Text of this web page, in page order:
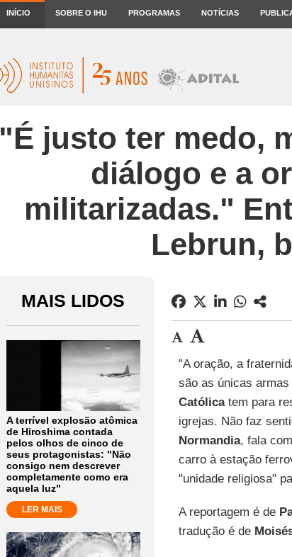
INÍCIO SOBRE O IHU PROGRAMAS NOTÍCIAS
"É justo ter medo,
diálogo e a
militarizadas."
Lebrun,
MAIS LIDOS
A terrível explosão atômica
de Hiroshima contada
pelos olhos de cinco de
seus protagonistas: "Não
consigo nem descrever
completamente como era
aquela luz"
LER MAIS
"A oração, a
são as únicas armas
Católicatem para
igrejas. Não faz
Normandia, fala
carro à estação
"unidade religiosa"
A reportagem é de
tradução é de